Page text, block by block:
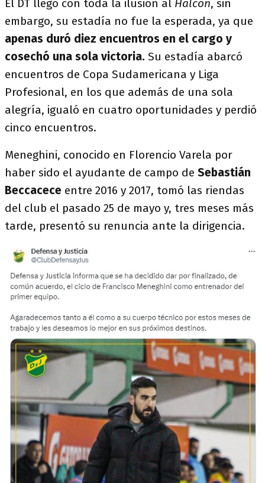
El DT llegó con toda la ilusión al Halcón, sin
embargo, su estadía no fue la esperada, ya que
apenas duró diez encuentros en el cargo y
cosechó una sola victoria. Su estadía abarcó
encuentros de Copa Sudamericana y Liga
Profesional, en los que además de una sola
alegría, igualó en cuatro oportunidades y perdió
cinco encuentros.
Meneghini, conocido en Florencio Varela por
haber sido el ayudante de campo de Sebastián
Beccacece entre 2016 y 2017, tomó las riendas
del club el pasado 25 de mayo y, tres meses más
tarde, presentó su renuncia ante la dirigencia.